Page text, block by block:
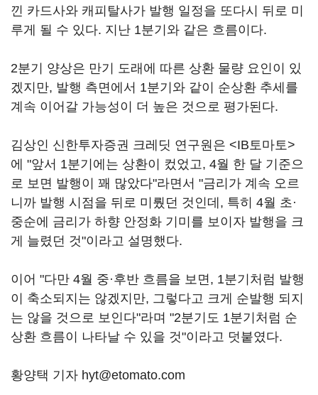
낀 카드사와 캐피탈사가 발행 일정을 또다시 뒤로 미
루게 될 수 있다. 지난 1분기와 같은 흐름이다.
2분기 양상은 만기 도래에 따른 상환 물량 요인이 있
겠지만, 발행 측면에서 1분기와 같이 순상환 추세를
계속 이어갈 가능성이 더 높은 것으로 평가된다.
김상인 신한투자증권 크레딧 연구원은 <IB토마토>
에 "앞서 1분기에는 상환이 컸었고, 4월 한 달 기준으
로 보면 발행이 꽤 많았다"라면서 "금리가 계속 오르
니까 발행 시점을 뒤로 미뤘던 것인데, 특히 4월 초·
중순에 금리가 하향 안정화 기미를 보이자 발행을 크
게 늘렸던 것"이라고 설명했다.
이어 "다만 4월 중·후반 흐름을 보면, 1분기처럼 발행
이 축소되지는 않겠지만, 그렇다고 크게 순발행 되지
는 않을 것으로 보인다"라며 "2분기도 1분기처럼 순
상환 흐름이 나타날 수 있을 것"이라고 덧붙였다.
황양택 기자 hyt@etomato.com